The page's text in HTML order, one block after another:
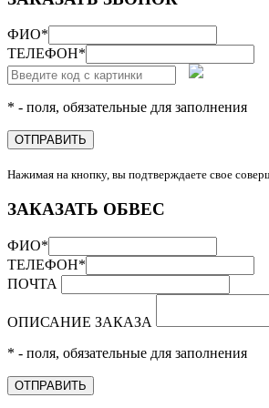
ФИО*
ТЕЛЕФОН*
* - поля, обязательные для заполнения
ОТПРАВИТЬ
Нажимая на кнопку, вы подтверждаете свое
ЗАКАЗАТЬ ОБВЕС
ФИО*
ТЕЛЕФОН*
ПОЧТА
ОПИСАНИЕ ЗАКАЗА
* - поля, обязательные для заполнения
ОТПРАВИТЬ